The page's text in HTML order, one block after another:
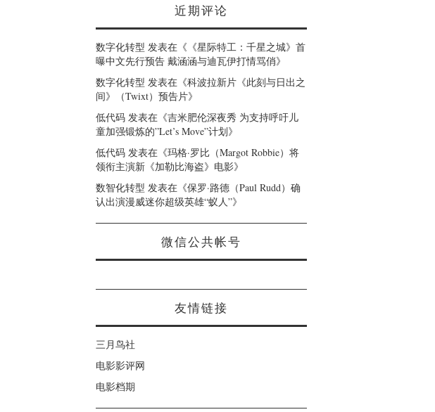
近期评论
数字化转型 发表在《 《星际特工：千星之城》首
曝中文先行预告 戴涵涵与迪瓦伊打情骂俏》
数字化转型 发表在《科波拉新片《此刻与日出之
间》（Twixt）预告片》
低代码 发表在《吉米肥伦深夜秀 为支持呼吁儿
童加强锻炼的”Let’s Move”计划》
低代码 发表在《玛格·罗比（Margot Robbie）将
领衔主演新《加勒比海盗》电影》
数智化转型 发表在《保罗·路德（Paul Rudd）确
认出演漫威迷你超级英雄“蚁人”》
微信公共帐号
友情链接
三月鸟社
电影影评网
电影档期